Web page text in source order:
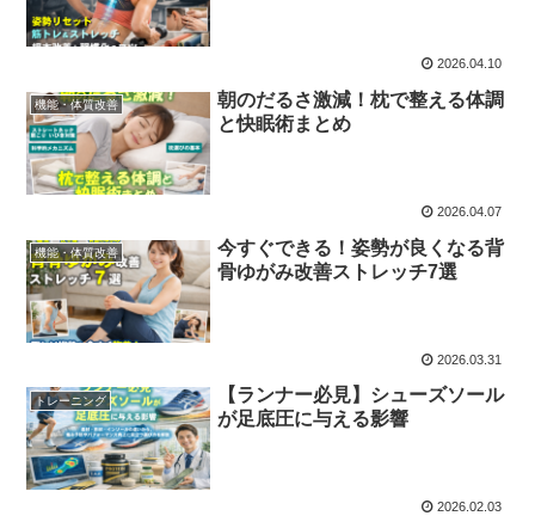
2026.04.10
機能・体質改善
朝のだるさ激減！枕で整える体調
と快眠術まとめ
2026.04.07
機能・体質改善
今すぐできる！姿勢が良くなる背
骨ゆがみ改善ストレッチ7選
2026.03.31
トレーニング
【ランナー必見】シューズソール
が足底圧に与える影響
2026.02.03